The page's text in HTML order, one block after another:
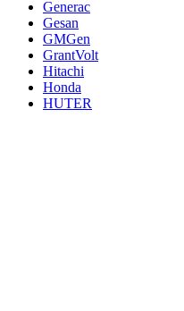
Generac
Gesan
GMGen
GrantVolt
Hitachi
Honda
HUTER